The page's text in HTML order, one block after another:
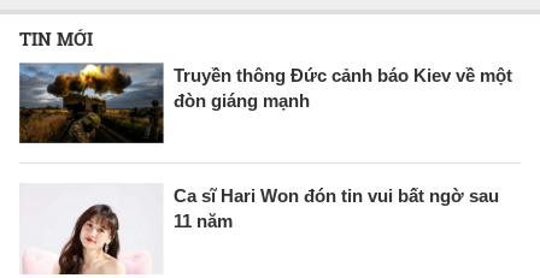
TIN MỚI
Truyền thông Đức cảnh báo Kiev về một
đòn giáng mạnh
Ca sĩ Hari Won đón tin vui bất ngờ sau
11 năm